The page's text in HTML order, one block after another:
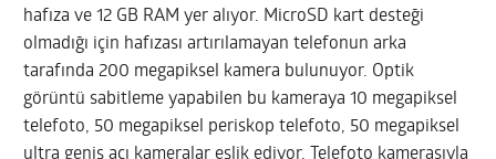
hafıza ve 12 GB RAM yer alıyor. MicroSD kart desteği
olmadığı için hafızası artırılamayan telefonun arka
tarafında 200 megapiksel kamera bulunuyor. Optik
görüntü sabitleme yapabilen bu kameraya 10 megapiksel
telefoto, 50 megapiksel periskop telefoto, 50 megapiksel
ultra geniş açı kameralar eşlik ediyor. Telefoto kamerasıyla